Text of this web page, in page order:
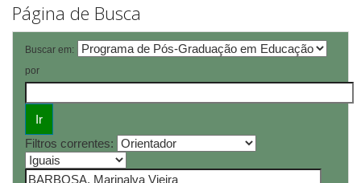
Página de Busca
Buscar em:
por
Filtros correntes: